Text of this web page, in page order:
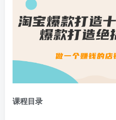
课程目录